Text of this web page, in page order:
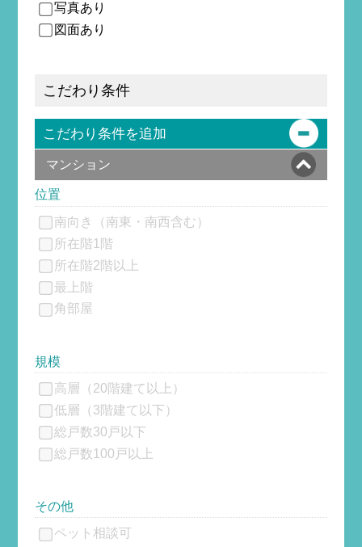
写真あり
図面あり
こだわり条件
こだわり条件を追加
マンション
位置
南向き（南東・南西含む）
所在階1階
所在階2階以上
最上階
角部屋
規模
高層（20階建て以上）
低層（3階建て以下）
総戸数30戸以下
総戸数100戸以上
その他
ペット相談可